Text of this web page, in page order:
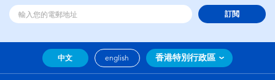
訂閲
中文 english 香港特別行政區